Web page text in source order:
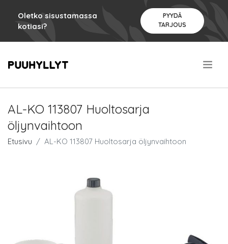
Oletko sisustamassa
kotiasi?
PYYDÄ
TARJOUS
AL-KO 113807 Huoltosarja
öljynvaihtoon
Etusivu AL-KO 113807 Huoltosarja öljynvaihtoon